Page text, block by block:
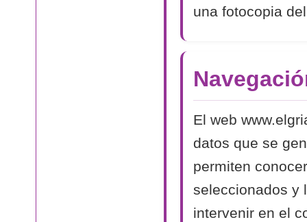
una fotocopia
El web
datos que se
permiten
seleccionados y
intervenir en el